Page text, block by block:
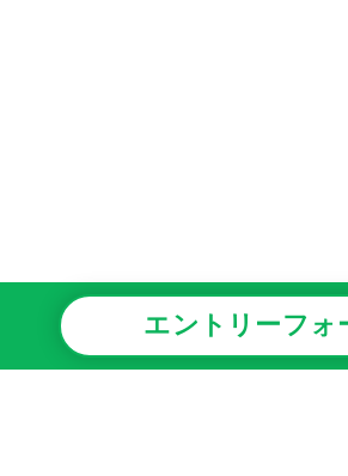
エントリーフォ